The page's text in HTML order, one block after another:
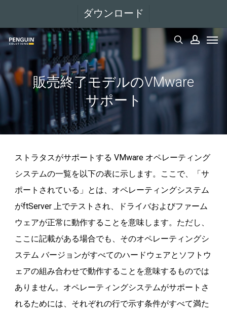
ン
コ
ン
テ
ツ
へ
ダウンロード
販売終了モデルのVMware
サポート
ストラタスがサポートする VMware オペレーティング
システムの一覧を以下の表に示します。ここで、「サ
ポートされている」とは、オペレーティングシステム
がftServer 上でテストされ、ドライバおよびファーム
ウェアが正常に動作することを意味します。ただし、
ここに記載がある場合でも、そのオペレーティングシ
ステム バージョンがすべてのハードウェアとソフトウ
ェアの組み合わせで動作することを意味するものでは
ありません。オペレーティングシステムがサポートさ
れるためには、それぞれの行で示す条件がすべて満た